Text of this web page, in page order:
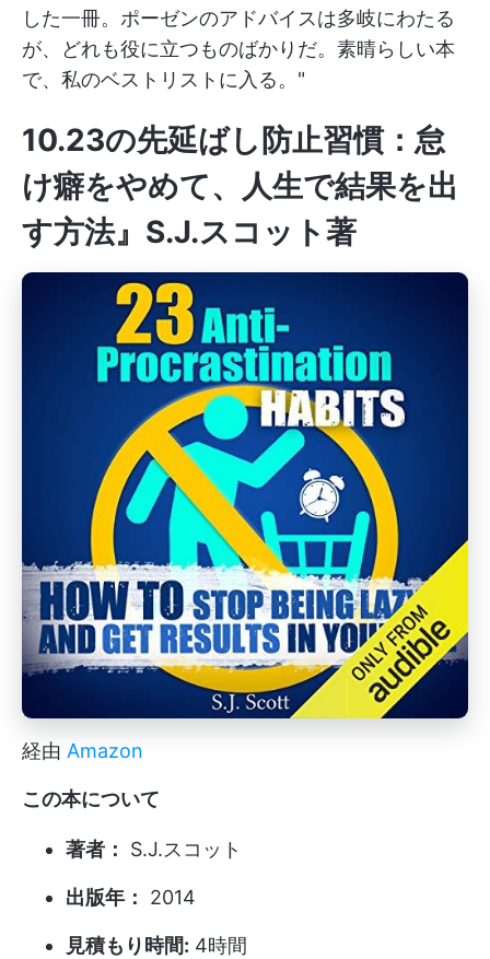
した一冊。ポーゼンのアドバイスは多岐にわたる
が、どれも役に立つものばかりだ。素晴らしい本
で、私のベストリストに入る。"
10.23の先延ばし防止習慣：怠
け癖をやめて、人生で結果を出
す方法』S.J.スコット著
経由 Amazon
この本について
著者： S.J.スコット
出版年： 2014
見積もり時間: 4時間